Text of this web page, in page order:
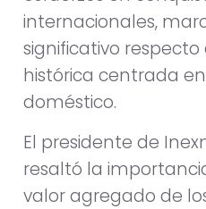
internacionales,
significativo
histórica centrada
doméstico.
El presidente de
resaltó la
valor agregado de